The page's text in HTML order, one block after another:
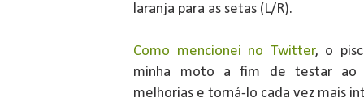
laranja para as setas (L/R).
Como mencionei no Twitter, o
minha moto a fim de testar ao
melhorias e torná-lo cada vez mais